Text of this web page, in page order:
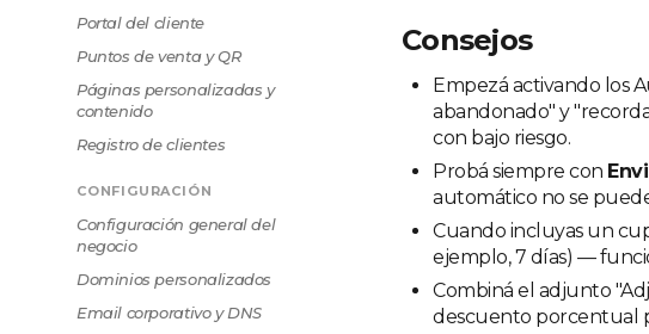
Portal del cliente
Puntos de venta y QR
Páginas personalizadas y
contenido
Registro de clientes
CONFIGURACIÓN
Configuración general del
negocio
Dominios personalizados
Email corporativo y DNS
Consejos
Empezá activando los
abandonado" y
con bajo riesgo.
Probá siempre con
automático no se
Cuando incluyas un
ejemplo, 7 días) —
Combiná el adjunto
descuento porcentual